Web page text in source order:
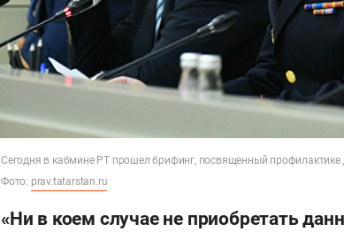
Сегодня в кабмине РТ прошел брифинг, посвященный профилактике
Фото: prav.tatarstan.ru
«Ни в коем случае не приобретать